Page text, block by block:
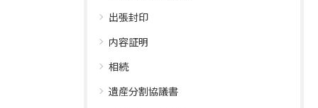
出張封印
内容証明
相続
遺産分割協議書